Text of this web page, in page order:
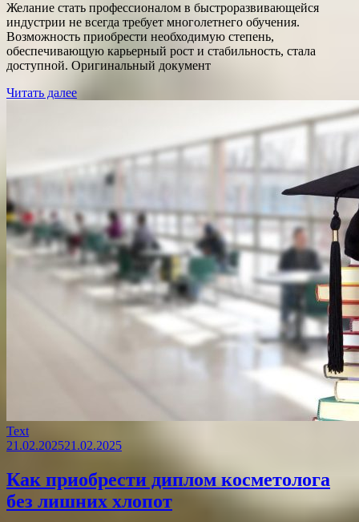
Желание стать профессионалом в быстроразвивающейся
индустрии не всегда требует многолетнего обучения.
Возможность приобрести необходимую степень,
обеспечивающую карьерный рост и стабильность, стала
доступной. Оригинальный документ
Читать далее
Text
21.02.202521.02.2025
Как приобрести диплом косметолога
без лишних хлопот